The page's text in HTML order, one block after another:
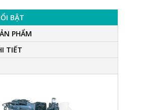
BẬT
PHẨM
TIẾT